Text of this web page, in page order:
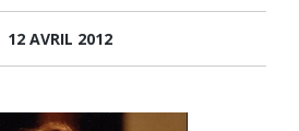
12 AVRIL 2012